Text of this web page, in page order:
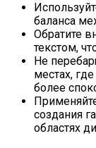
баланса
Обратите
текстом,
Не
местах,
более
создания
областях